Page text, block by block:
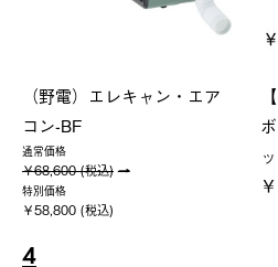
（野電）エレキャン・エア
コン-BF
通常価格
￥68,600 (税込)
特別価格
￥58,800 (税込)
4